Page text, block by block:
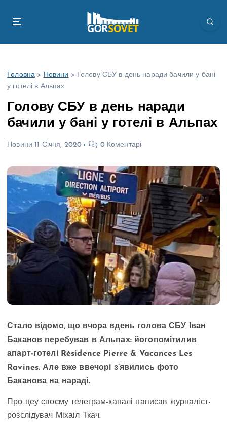
Головна > Новини >
Голову СБУ в день наради бачили у бані
у готелі в Альпах
Голову СБУ в день наради
бачили у бані у готелі в Альпах
Новини 11 Січня, 2020 0 Коментарі
Стало відомо, що вчора вдень голова СБУ Іван
Баканов перебував в Альпах: йогопомітилив
апарт-готелі Résidence Pierre & Vacances Les
Ravines. Але вже ввечорі з’явились фото
Баканова на нараді.
Про цеу своєму телеграм-каналі написав журналіст-
розслідувач Міхаіл Ткач.